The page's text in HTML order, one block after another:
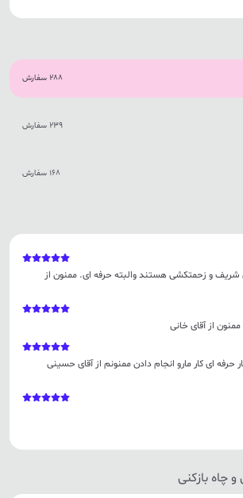
288 سفارش
239 سفارش
168 سفارش
شریف و زحمتکشی هستند والبته حرفه ای. ممنون از
از آقای خانی
حرفه ای کار مارو انجام دادن ممنونم از آقای حسینی
چاه بازکنی